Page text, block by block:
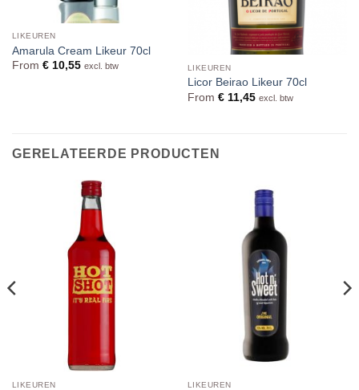
LIKEUREN
Amarula Cream Likeur 70cl
From €10,55 excl. btw LIKEUREN
Licor Beirao Likeur 70cl
From €11,45 excl. btw
GERELATEERDE PRODUCTEN
LIKEUREN LIKEUREN